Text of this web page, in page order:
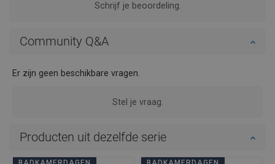
Schrijf je beoordeling.
Community Q&A
Er zijn geen beschikbare vragen.
Stel je vraag.
Producten uit dezelfde serie